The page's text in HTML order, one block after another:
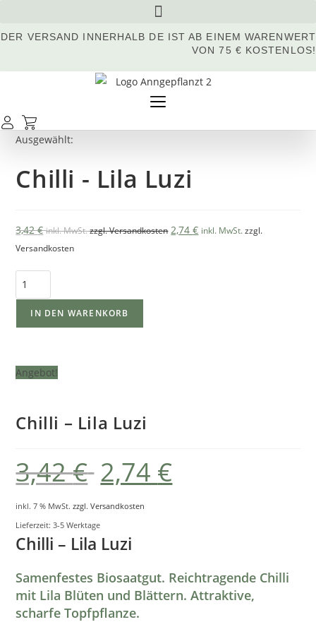
springen
DER VERSAND INNERHALB DE IST AB EINEM WARENWERT
VON 75 € KOSTENLOS!
Ausgewählt:
Chilli - Lila Luzi
Ursprünglicher
Preis
3,42 €
3,42€Aktueller
Preis
inkl. MwSt.zzgl. Versandkosten 2,74€ inkl. MwSt.zzgl.
Versandkosten
Chilli
-
Lila
Luzi
IN DEN WARENKORB
Angebot!
Chilli – Lila Luzi
Ursprünglicher
Preis
war:
3,42€ Aktueller
Preis
ist:2,74 €
inkl. 7 % MwSt. zzgl. Versandkosten
Lieferzeit: 3-5 Werktage
Chilli – Lila Luzi
Samenfestes Biosaatgut. Reichtragende Chilli
mit Lila Blüten und Blättern. Attraktive,
scharfe Topfpflanze.